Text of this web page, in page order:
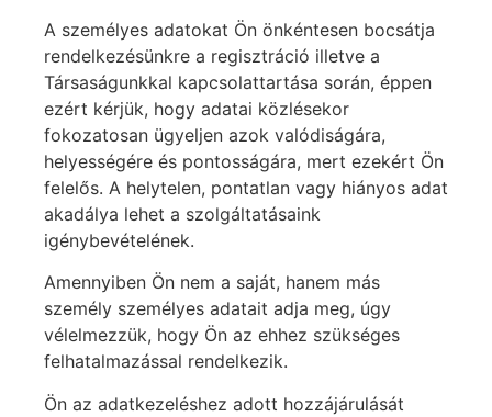
A személyes adatokat Ön önkéntesen bocsátja
rendelkezésünkre a regisztráció illetve a
Társaságunkkal kapcsolattartása során, éppen
ezért kérjük, hogy adatai közlésekor
fokozatosan ügyeljen azok valódiságára,
helyességére és pontosságára, mert ezekért Ön
felelős. A helytelen, pontatlan vagy hiányos adat
akadálya lehet a szolgáltatásaink
igénybevételének.
Amennyiben Ön nem a saját, hanem más
személy személyes adatait adja meg, úgy
vélelmezzük, hogy Ön az ehhez szükséges
felhatalmazással rendelkezik.
Ön az adatkezeléshez adott hozzájárulását